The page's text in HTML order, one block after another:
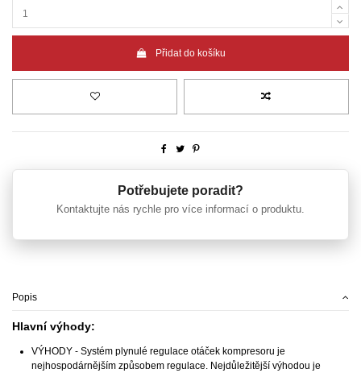
Přidat do košíku
Potřebujete poradit?
Kontaktujte nás rychle pro více informací o produktu.
Popis
Hlavní výhody:
VÝHODY - Systém plynulé regulace otáček kompresoru je
nejhospodárnějším způsobem regulace. Nejdůležitější výhodou je